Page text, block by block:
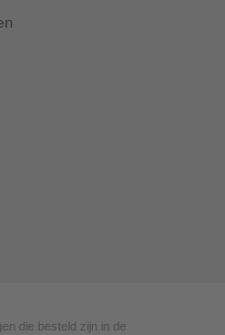
die besteld zijn in de